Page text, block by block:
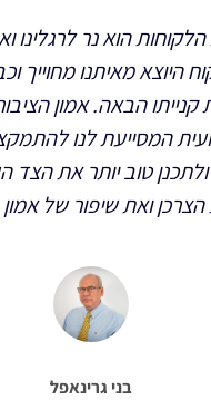
הוא נר לרגלינו
היוצא מאיתנו מחוייך
הבאה. אמון
המסייעת לנו
ולתכנן טוב יותר את הצד
ואת שיפור של אמון
בני גרינאפל